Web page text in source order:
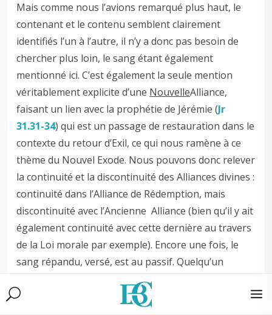
Mais comme nous l’avions remarqué plus haut, le
contenant et le contenu semblent clairement
identifiés l’un à l’autre, il n’y a donc pas besoin de
chercher plus loin, le sang étant également
mentionné ici. C’est également la seule mention
véritablement explicite d’une NouvelleAlliance,
faisant un lien avec la prophétie de Jérémie (Jr
31.31-34) qui est un passage de restauration dans le
contexte du retour d’Exil, ce qui nous ramène à ce
thème du Nouvel Exode. Nous pouvons donc relever
la continuité et la discontinuité des Alliances divines :
continuité dans l’Alliance de Rédemption, mais
discontinuité avec l’Ancienne Alliance (bien qu’il y ait
également continuité avec cette dernière au travers
de la Loi morale par exemple). Encore une fois, le
sang répandu, versé, est au passif. Quelqu’un
versera le sang du Christ comme lors des sacrifices.